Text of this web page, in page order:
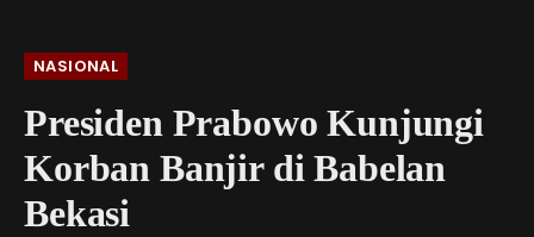
NASIONAL
Presiden Prabowo Kunjungi
Korban Banjir di Babelan
Bekasi